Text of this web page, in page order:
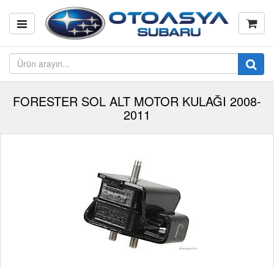
FORESTER SOL ALT MOTOR KULAĞI 2008-
2011